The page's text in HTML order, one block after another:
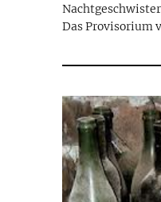
Das Provisorium